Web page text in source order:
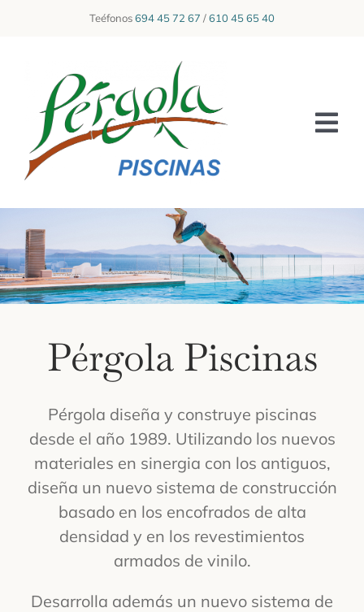
Teéfonos694 45 72 67 /610 45 65 40
SOBRE NOSOTROS
SERVICIOS
CONTACTOPérgola Piscinas
Pérgola diseña y construye piscinas
desde el año 1989. Utilizando los nuevos
materiales en sinergia con los antiguos,
diseña un nuevo sistema de construcción
basado en los encofrados de alta
densidad y en los revestimientos
armados de vinilo.
Desarrolla además un nuevo sistema de